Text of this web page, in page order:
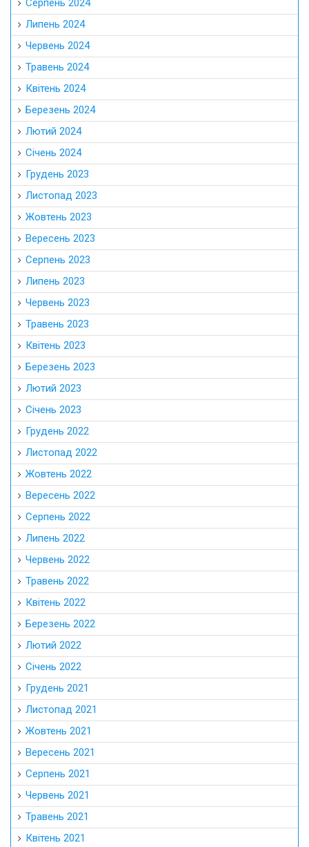
Серпень 2024
Липень 2024
Червень 2024
Травень 2024
Квітень 2024
Березень 2024
Лютий 2024
Січень 2024
Грудень 2023
Листопад 2023
Жовтень 2023
Вересень 2023
Серпень 2023
Липень 2023
Червень 2023
Травень 2023
Квітень 2023
Березень 2023
Лютий 2023
Січень 2023
Грудень 2022
Листопад 2022
Жовтень 2022
Вересень 2022
Серпень 2022
Липень 2022
Червень 2022
Травень 2022
Квітень 2022
Березень 2022
Лютий 2022
Січень 2022
Грудень 2021
Листопад 2021
Жовтень 2021
Вересень 2021
Серпень 2021
Червень 2021
Травень 2021
Квітень 2021